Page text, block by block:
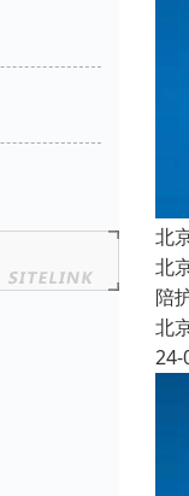
北
北
陪
北
24-